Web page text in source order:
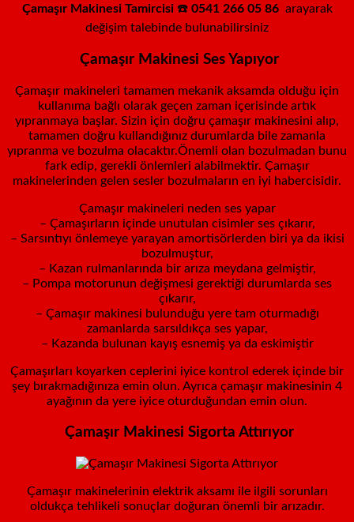
Çamaşır Makinesi Tamircisi ☎️ 0541 266 05 86arayarak
değişim talebinde bulunabilirsiniz
Çamaşır Makinesi Ses Yapıyor
Çamaşır makineleri tamamen mekanik aksamda olduğu için
kullanıma bağlı olarak geçen zaman içerisinde artık
yıpranmaya başlar. Sizin için doğru çamaşır makinesini alıp,
tamamen doğru kullandığınız durumlarda bile zamanla
yıpranma ve bozulma olacaktır.Önemli olan bozulmadan bunu
fark edip, gerekli önlemleri alabilmektir. Çamaşır
makinelerinden gelen sesler bozulmaların en iyi habercisidir.
Çamaşır makineleri neden ses yapar
– Çamaşırların içinde unutulan cisimler ses çıkarır,
– Sarsıntıyı önlemeye yarayan amortisörlerden biri ya da ikisi
bozulmuştur,
– Kazan rulmanlarında bir arıza meydana gelmiştir,
– Pompa motorunun değişmesi gerektiği durumlarda ses
çıkarır,
– Çamaşır makinesi bulunduğu yere tam oturmadığı
zamanlarda sarsıldıkça ses yapar,
– Kazanda bulunan kayış esnemiş ya da eskimiştir
Çamaşırları koyarken ceplerini iyice kontrol ederek içinde bir
şey bırakmadığınıza emin olun. Ayrıca çamaşır makinesinin 4
ayağının da yere iyice oturduğundan emin olun.
Çamaşır Makinesi Sigorta Attırıyor
Çamaşır makinelerinin elektrik aksamı ile ilgili sorunları
oldukça tehlikeli sonuçlar doğuran önemli bir arızadır.